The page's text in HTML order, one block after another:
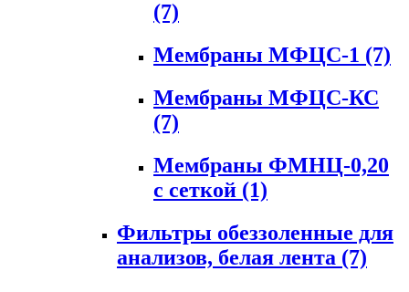
(7)
Мембраны МФЦС-1 (7)
Мембраны МФЦС-КС
(7)
Мембраны ФМНЦ-0,20
с сеткой (1)
Фильтры обеззоленные для
анализов, белая лента (7)